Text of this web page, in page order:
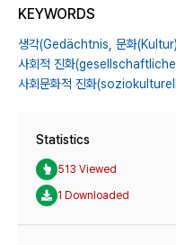
KEYWORDS
생각(Gedächtnis, 문화
사회적 진화
사회문화적 진화
Statistics
513 Viewed
1 Downloaded